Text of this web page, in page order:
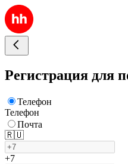
Регистрация для
Телефон
Телефон
Почта
🇷🇺
+7